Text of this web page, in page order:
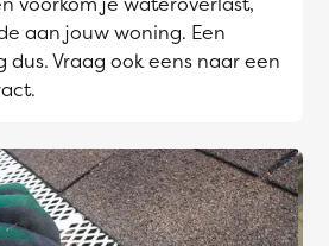
aan jouw woning. Een
Vraag ook eens naar een